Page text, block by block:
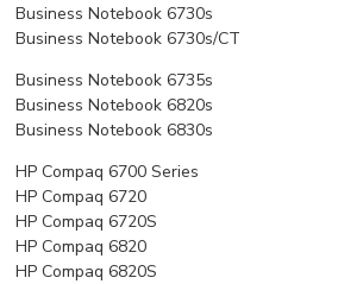
Business Notebook 6730s
Business Notebook 6730s/CT
Business Notebook 6735s
Business Notebook 6820s
Business Notebook 6830s
HP Compaq 6700 Series
HP Compaq 6720
HP Compaq 6720S
HP Compaq 6820
HP Compaq 6820S